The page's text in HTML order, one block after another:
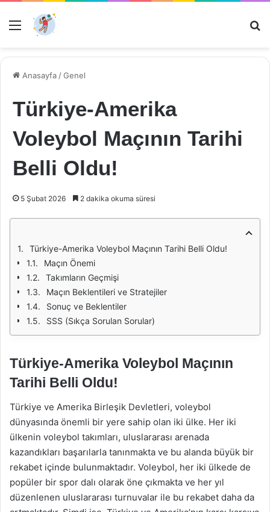
Menü
Anasayfa /Genel
Türkiye-Amerika
Voleybol Maçının Tarihi
Belli Oldu!
5 Şubat 2026 2 dakika okuma süresi
Türkiye-Amerika Voleybol Maçının Tarihi Belli Oldu!
Maçın Önemi
Takımların Geçmişi
Maçın Beklentileri ve Stratejiler
Sonuç ve Beklentiler
SSS (Sıkça Sorulan Sorular)
Türkiye-Amerika Voleybol Maçının
Tarihi Belli Oldu!
Türkiye ve Amerika Birleşik Devletleri, voleybol
dünyasında önemli bir yere sahip olan iki ülke. Her iki
ülkenin voleybol takımları, uluslararası arenada
kazandıkları başarılarla tanınmakta ve bu alanda büyük bir
rekabet içinde bulunmaktadır. Voleybol, her iki ülkede de
popüler bir spor dalı olarak öne çıkmakta ve her yıl
düzenlenen uluslararası turnuvalar ile bu rekabet daha da